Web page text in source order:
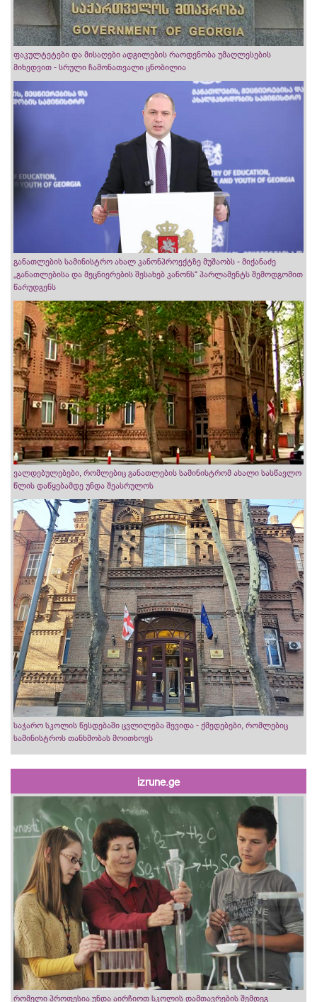
ფაკულტეტები და მისაღები ადგილების რაოდენობა უმაღლესების
მიხედვით - სრული ჩამონათვალი ცნობილია
განათლების სამინისტრო ახალ კანონპროექტზე მუშაობს - მიქანაძე
„განათლებისა და მეცნიერების შესახებ კანონს“ პარლამენტს შემოდგომით
წარუდგენს
ვალდებულებები, რომლებიც განათლების სამინისტრომ ახალი სასწავლო
წლის დაწყებამდე უნდა შეასრულოს
საჯარო სკოლის წესდებაში ცვლილება შევიდა - ქმედებები, რომლებიც
სამინისტროს თანხმობას მოითხოვს
izrune.ge
რომელი პროფესია უნდა აირჩიოთ სკოლის დამთავრების შემდეგ